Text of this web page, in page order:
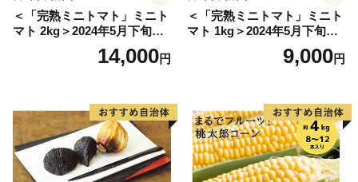
＜「完熟ミニトマト」ミニト
マト 2kg＞2024年5月下旬迄
に順次出荷 野菜ソムリエサ
ミット アルル・リリカ共に
県 高鍋町産 産地直送 有機肥
料使用 高糖度 西森農園
14,000円
＜「完熟ミニトマト」ミニト
マト 1kg＞2024年5月下旬迄
に順次出荷 野菜ソムリエサ
ミット アルル・リリカ共に
県 高鍋町産 産地直送 有機肥
料使用 高糖度 西森農園
9,000円